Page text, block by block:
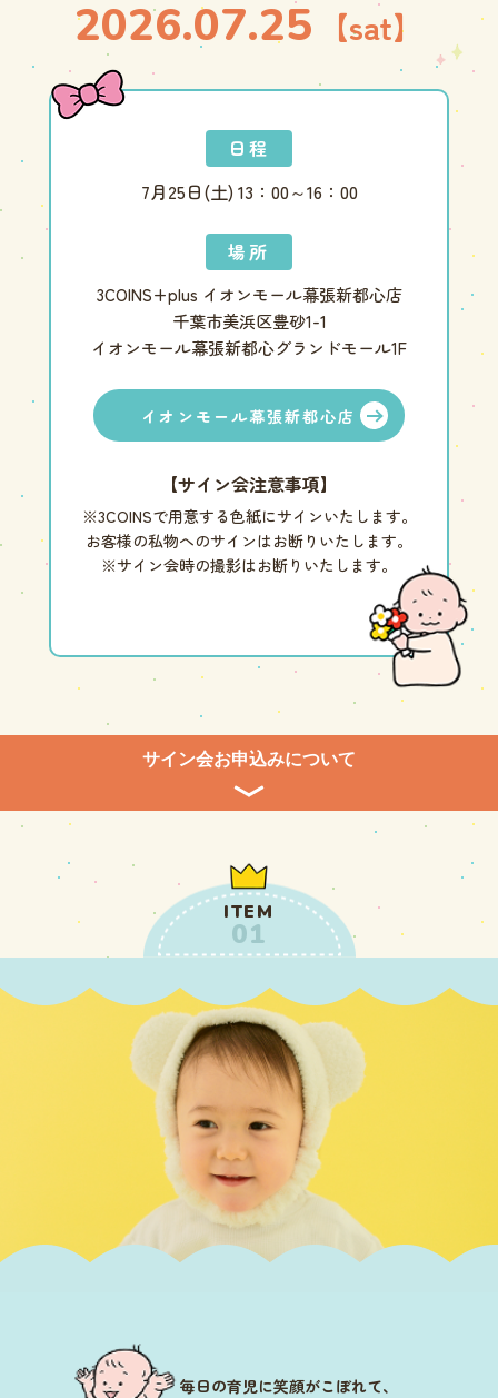
2026.07.25 【sat】
日程
7月25日(土) 13：00～16：00
場所
3COINS+plus イオンモール幕張新都心店
千葉市美浜区豊砂1-1
イオンモール幕張新都心グランドモール1F
イオンモール幕張新都心店
【サイン会注意事項】
※3COINSで用意する色紙にサインいたします。
お客様の私物へのサインはお断りいたします。
※サイン会時の撮影はお断りいたします。
サイン会お申込みについて
【サイン会参加条件】
参加エントリーの当選
＋
当日、税込1,650円以上の商品をご購入
※3COINS+plus イオンモール幕張新都心店での購入に限りま
す。
【参加申し込み期間】
【抽選結果発表日】
ITEM
01
毎日の育児に笑顔がこぼれて、